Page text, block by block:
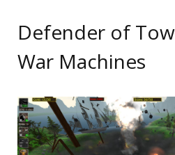
Defender of
War Machines